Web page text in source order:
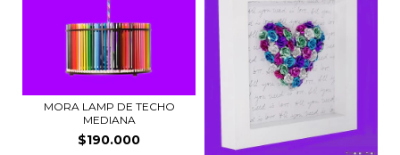
MORA LAMP DE TECHO
MEDIANA
$190.000